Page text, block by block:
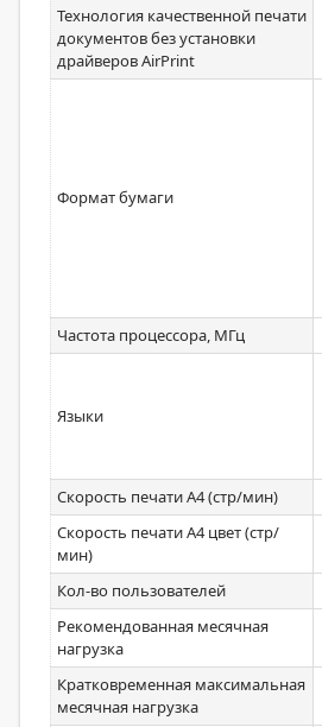
Технология качественной печати
документов без установки
драйверов AirPrint
Формат бумаги
Частота процессора, МГц
Языки
Скорость печати А4 (стр/мин)
Скорость печати А4 цвет (стр/
мин)
Кол-во пользователей
Рекомендованная месячная
нагрузка
Кратковременная максимальная
месячная нагрузка